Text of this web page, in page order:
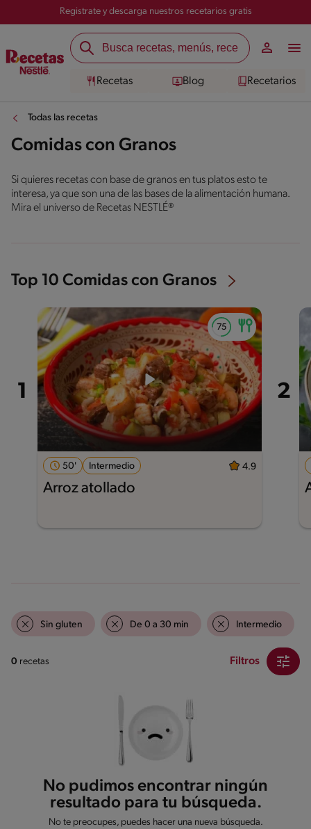
Registrate y descarga nuestros recetarios gratis
Recetas Blog Recetarios
Todas las recetas
Comidas con Granos
Si quieres recetas con base de granos en tus platos esto te
interesa, ya que son una de las bases de la alimentación humana.
Mira el universo de Recetas NESTLÉ®
Top 10 Comidas con Granos
50' Intermedio 4.9
Arroz atollado
Sin gluten De 0 a 30 min Intermedio
0 recetas Filtros
No pudimos encontrar ningún
resultado para tu búsqueda.
No te preocupes, puedes hacer una nueva búsqueda.